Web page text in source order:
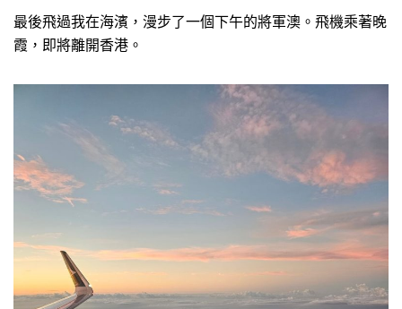
最後飛過我在海濱，漫步了一個下午的將軍澳。飛機乘著晚
霞，即將離開香港。